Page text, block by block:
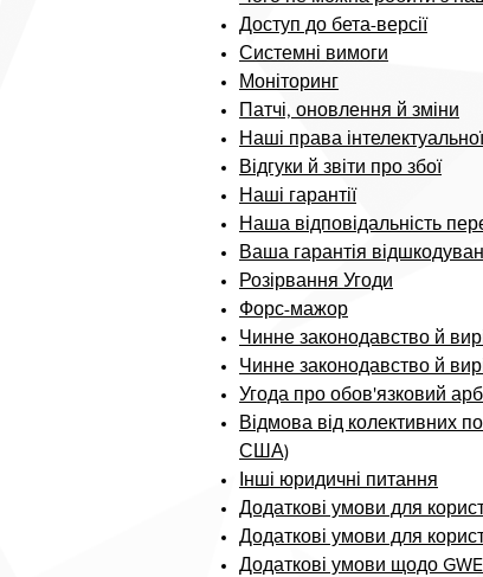
Доступ до бета-версії
Системні вимоги
Моніторинг
Патчі, оновлення й зміни
Наші права
Відгуки й звіти про збої
Наші гарантії
Наша відповідальність
Ваша гарантія
Розірвання Угоди
Форс-мажор
Чинне законодавство й
Чинне законодавство й
Угода про обов'язковий
Відмова від колективних
США)
Інші юридичні питання
Додаткові умови для
Додаткові умови для
Додаткові умови щодо